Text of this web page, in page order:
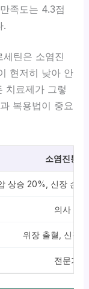
족도는 4.3점
.
틴은 소염진
현저히 낮아 안
치료제가 그렇
복용법이 중요
소염진통
상승 20%, 신장 손
의사 처
위장 출혈, 신장
전문가